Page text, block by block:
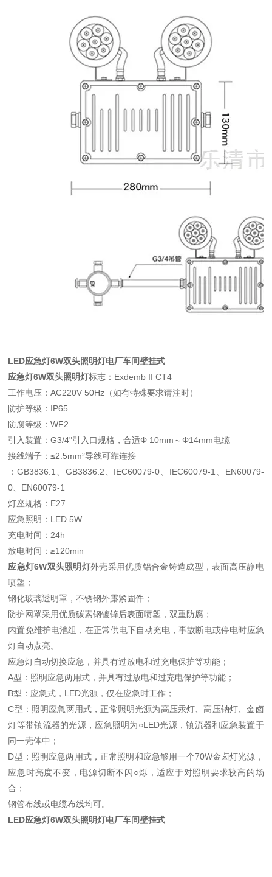
LED应急灯6W双头照明灯电厂车间壁挂式
应急灯6W双头照明灯标志：Exdemb II CT4
工作电压：AC220V 50Hz（如有特殊要求请注时）
防护等级：IP65
防腐等级：WF2
引入装置：G3/4"引入口规格，合适Φ 10mm～Φ14mm电缆
接线端子：≤2.5mm²导线可靠连接
：GB3836.1、GB3836.2、IEC60079-0、IEC60079-1、EN60079-
0、EN60079-1
灯座规格：E27
应急照明：LED 5W
充电时间：24h
放电时间：≥120min
应急灯6W双头照明灯外壳采用优质铝合金铸造成型，表面高压静电
喷塑；
钢化玻璃透明罩，不锈钢外露紧固件；
防护网罩采用优质碳素钢镀锌后表面喷塑，双重防腐；
内置免维护电池组，在正常供电下自动充电，事故断电或停电时应急
灯自动点亮。
应急灯自动切换应急，并具有过放电和过充电保护等功能；
A型：照明应急两用式，并具有过放电和过充电保护等功能；
B型：应急式，LED光源，仅在应急时工作；
C型：照明应急两用式，正常照明光源为高压汞灯、高压钠灯、金卤
灯等带镇流器的光源，应急照明为○LED光源，镇流器和应急装置于
同一壳体中；
D型：照明应急两用式，正常照明和应急够用一个70W金卤灯光源，
应急时亮度不变，电源切断不闪○烁，适应于对照明要求较高的场
合；
钢管布线或电缆布线均可。
LED应急灯6W双头照明灯电厂车间壁挂式